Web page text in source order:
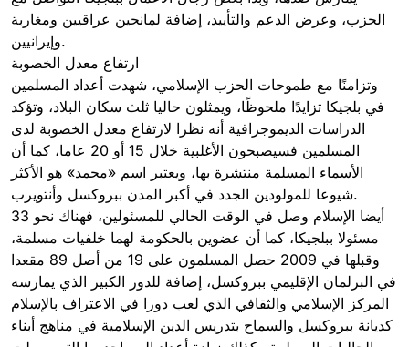
الحزب، وعرض الدعم والتأييد، إضافة لمانحين عراقيين ومغاربة
وإيرانيين.
وتزامنًا مع طموحات الحزب الإسلامي، شهدت أعداد المسلمين
في بلجيكا تزايدًا ملحوظًا، ويمثلون حاليا ثلث سكان البلاد، وتؤكد
الدراسات الديموجرافية أنه نظرا لارتفاع معدل الخصوبة لدى
المسلمين فسيصبحون الأغلبية خلال 15 أو 20 عاما، كما أن
الأسماء المسلمة منتشرة بها، ويعتبر اسم «محمد» هو الأكثر
شيوعا للمولودين الجدد في أكبر المدن ببروكسل وأنتويرب.
أيضا الإسلام وصل في الوقت الحالي للمسئولين، فهناك نحو 33
مسئولا ببلجيكا، كما أن عضوين بالحكومة لهما خلفيات مسلمة،
وقبلها في 2009 حصل المسلمون على 19 من أصل 89 مقعدا
في البرلمان الإقليمي ببروكسل، إضافة للدور الكبير الذي يمارسه
المركز الإسلامي والثقافي الذي لعب دورا في الاعتراف بالإسلام
كديانة ببروكسل والسماح بتدريس الدين الإسلامية في مناهج أبناء